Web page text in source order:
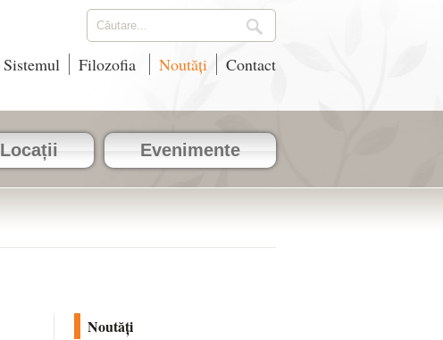
Sistemul Filozofia Noutăți Contact
Locații Evenimente
Noutăți